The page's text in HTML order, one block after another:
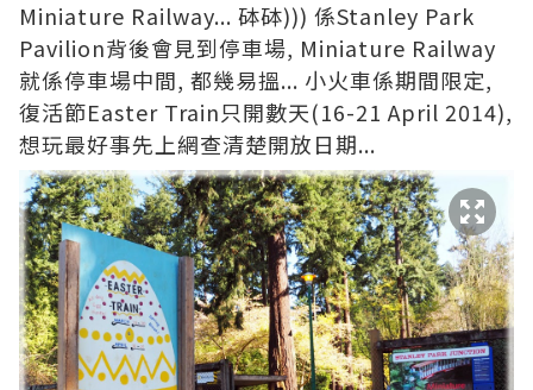
Miniature Railway... 砵砵))) 係Stanley Park
Pavilion背後會見到停車場, Miniature Railway
就係停車場中間, 都幾易搵... 小火車係期間限定,
復活節Easter Train只開數天(16-21 April 2014),
想玩最好事先上網查清楚開放日期...